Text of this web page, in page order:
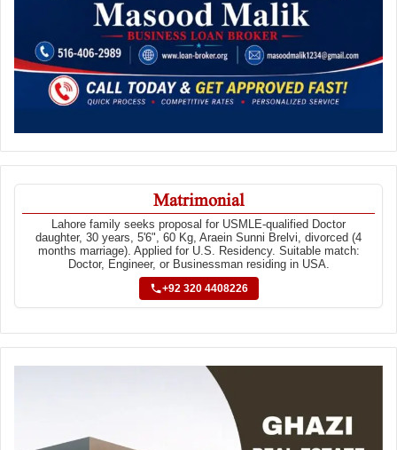
Matrimonial
Lahore family seeks proposal for USMLE-qualified Doctor
daughter, 30 years, 5'6", 60 Kg, Araein Sunni Brelvi, divorced (4
months marriage). Applied for U.S. Residency. Suitable match:
Doctor, Engineer, or Businessman residing in USA.
+92 320 4408226